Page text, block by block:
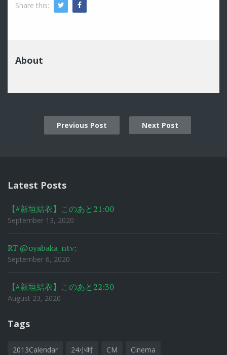
Share this: Twitter
About
Previous Post Next Post
Latest Posts
【#新垣結衣】このあと21:00
September 13, 2020
RT @oyabaka_ntv:
September 6, 2020
【#新垣結衣】このあと22:30
August 23, 2020
Tags
2013Calendar 24小时 CM Cinema